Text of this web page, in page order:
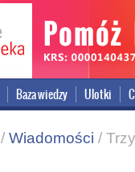
Baza wiedzy Ulotki
/ Wiadomości /